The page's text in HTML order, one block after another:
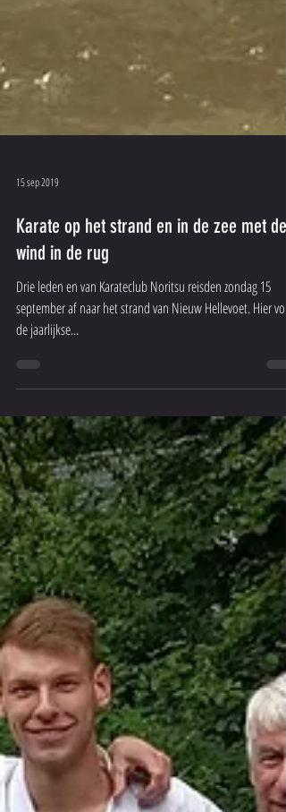
15 sep 2019
Karate op het strand en in de zee met de
wind in de rug
Drie leden en van Karateclub Noritsu reisden zondag 15
september af naar het strand van Nieuw Hellevoet. Hier
de jaarlijkse...